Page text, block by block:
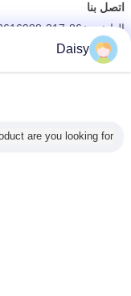
اتصل بنا
الهاتف: +86-317-3616988
الفاكس: +86-317-3616898
"موب/واتس اب/وي تشات: +86-182-5653-
Daisy
are you looking for?